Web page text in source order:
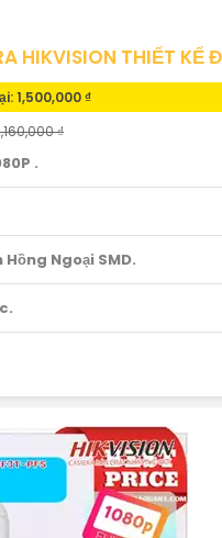
HIKVISION THIẾT KẾ
1,500,000 ₫
₫
.
Ngoại SMD.